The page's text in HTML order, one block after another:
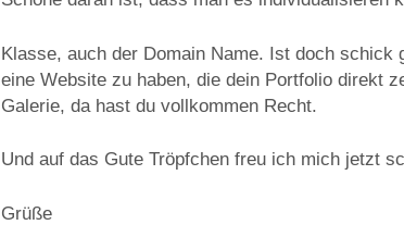
Klasse, auch der Domain Name. Ist doch schick
eine Website zu haben, die dein Portfolio direkt
Galerie, da hast du vollkommen Recht.
Und auf das Gute Tröpfchen freu ich mich jetzt
Grüße